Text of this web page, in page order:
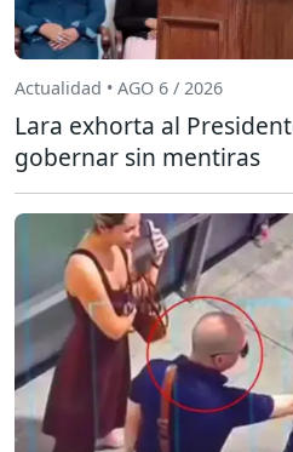
Actualidad • AGO 6 / 2026
Lara exhorta al
gobernar sin mentiras